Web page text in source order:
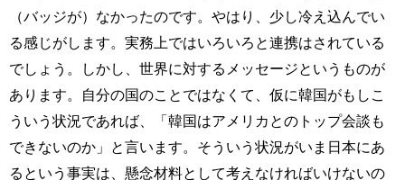
（バッジが）なかったのです。やはり、少し冷え込んでい
る感じがします。実務上ではいろいろと連携はされている
でしょう。しかし、世界に対するメッセージというものが
あります。自分の国のことではなくて、仮に韓国がもしこ
ういう状況であれば、「韓国はアメリカとのトップ会談も
できないのか」と言います。そういう状況がいま日本にあ
るという事実は、懸念材料として考えなければいけないの